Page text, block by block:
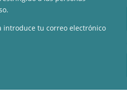
introduce tu correo electrónico